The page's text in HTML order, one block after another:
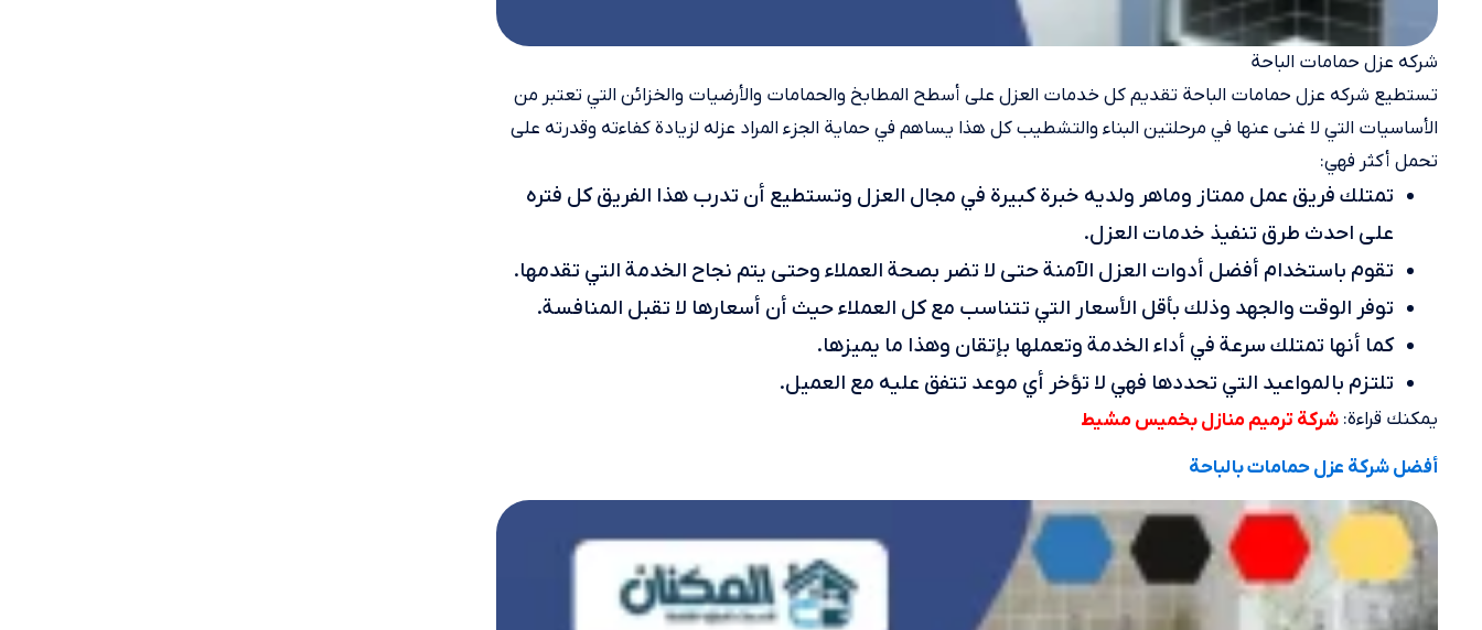
شركه عزل حمامات الباحة
تستطيع شركه عزل حمامات الباحة تقديم كل خدمات العزل على أسطح المطابخ والحمامات والأرضيات والخزائن التي تعتبر من
الأساسيات التي لا غنى عنها في مرحلتين البناء والتشطيب كل هذا يساهم في حماية الجزء المراد عزله لزيادة كفاءته وقدرته على
تحمل أكثر فهي:
تمتلك فريق عمل ممتاز وماهر ولديه خبرة كبيرة في مجال العزل وتستطيع أن تدرب هذا الفريق كل فتره
على احدث طرق تنفيذ خدمات العزل.
تقوم باستخدام أفضل أدوات العزل الآمنة حتى لا تضر بصحة العملاء وحتى يتم نجاح الخدمة التي تقدمها.
توفر الوقت والجهد وذلك بأقل الأسعار التي تتناسب مع كل العملاء حيث أن أسعارها لا تقبل المنافسة.
كما أنها تمتلك سرعة في أداء الخدمة وتعملها بإتقان وهذا ما يميزها.
تلتزم بالمواعيد التي تحددها فهي لا تؤخر أي موعد تتفق عليه مع العميل.
يمكنك قراءة: شركة ترميم منازل بخميس مشيط
أفضل شركة عزل حمامات بالباحة